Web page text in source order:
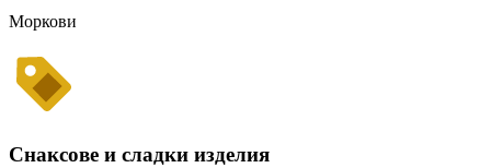
Моркови
Снаксове и сладки изделия